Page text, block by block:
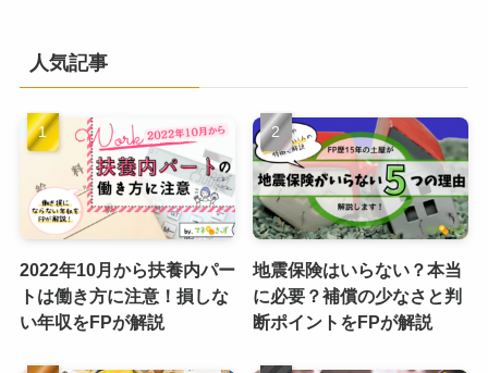
人気記事
2022年10月から扶養内パー
トは働き方に注意！損しな
い年収をFPが解説
地震保険はいらない？本当
に必要？補償の少なさと判
断ポイントをFPが解説